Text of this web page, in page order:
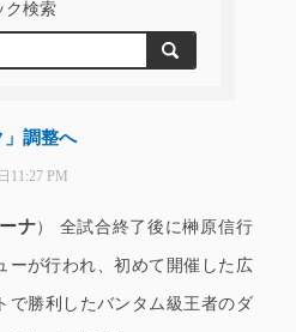
ク検索
」調整へ
11:27 PM
ナ） 全試合終了後に榊原信行
ーが行われ、初めて開催した広
で勝利したバンタム級王者のダ